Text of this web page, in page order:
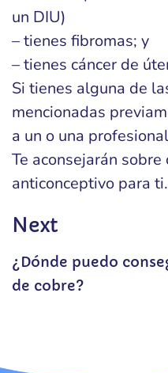
un DIU)
– tienes fibromas; y
– tienes cáncer de
Si tienes alguna de
mencionadas
a un o una
Te aconsejarán
anticonceptivo para ti.
Next
¿Dónde puedo
de cobre?